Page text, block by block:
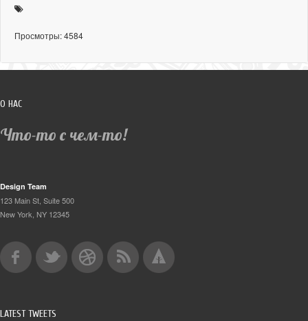
Просмотры: 4584
О НАС
Что-то с чем-то!
Design Team
123 Main St, Suite 500
New York, NY 12345
LATEST TWEETS